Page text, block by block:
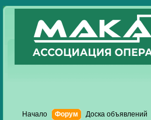
Начало Форум Доска объявлений